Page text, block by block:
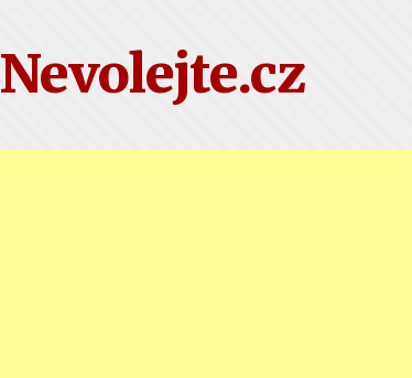
Nevolejte.cz